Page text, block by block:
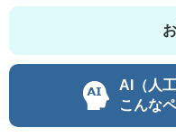
AI（人
こんな